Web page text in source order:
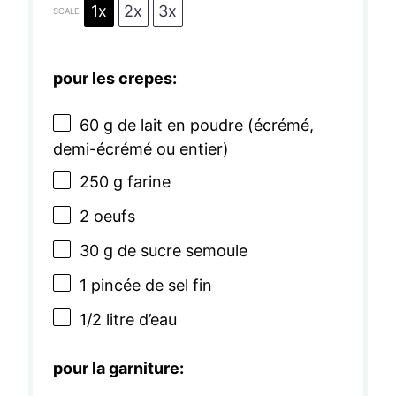
SCALE 1x 2x 3x
pour les crepes:
60 g de lait en poudre (écrémé,
demi-écrémé ou entier)
250 g farine
2 oeufs
30 g de sucre semoule
1 pincée de sel fin
1/2 litre d’eau
pour la garniture: